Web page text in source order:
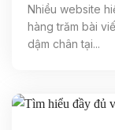
Nhiều website
hàng trăm bài
dậm chân tại...